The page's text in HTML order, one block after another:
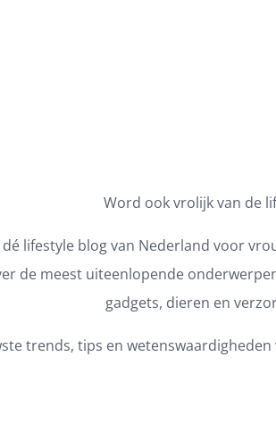
Word ook vrolijk van de
dé lifestyle blog van Nederland voor
de meest uiteenlopende
gadgets, dieren en
trends, tips en